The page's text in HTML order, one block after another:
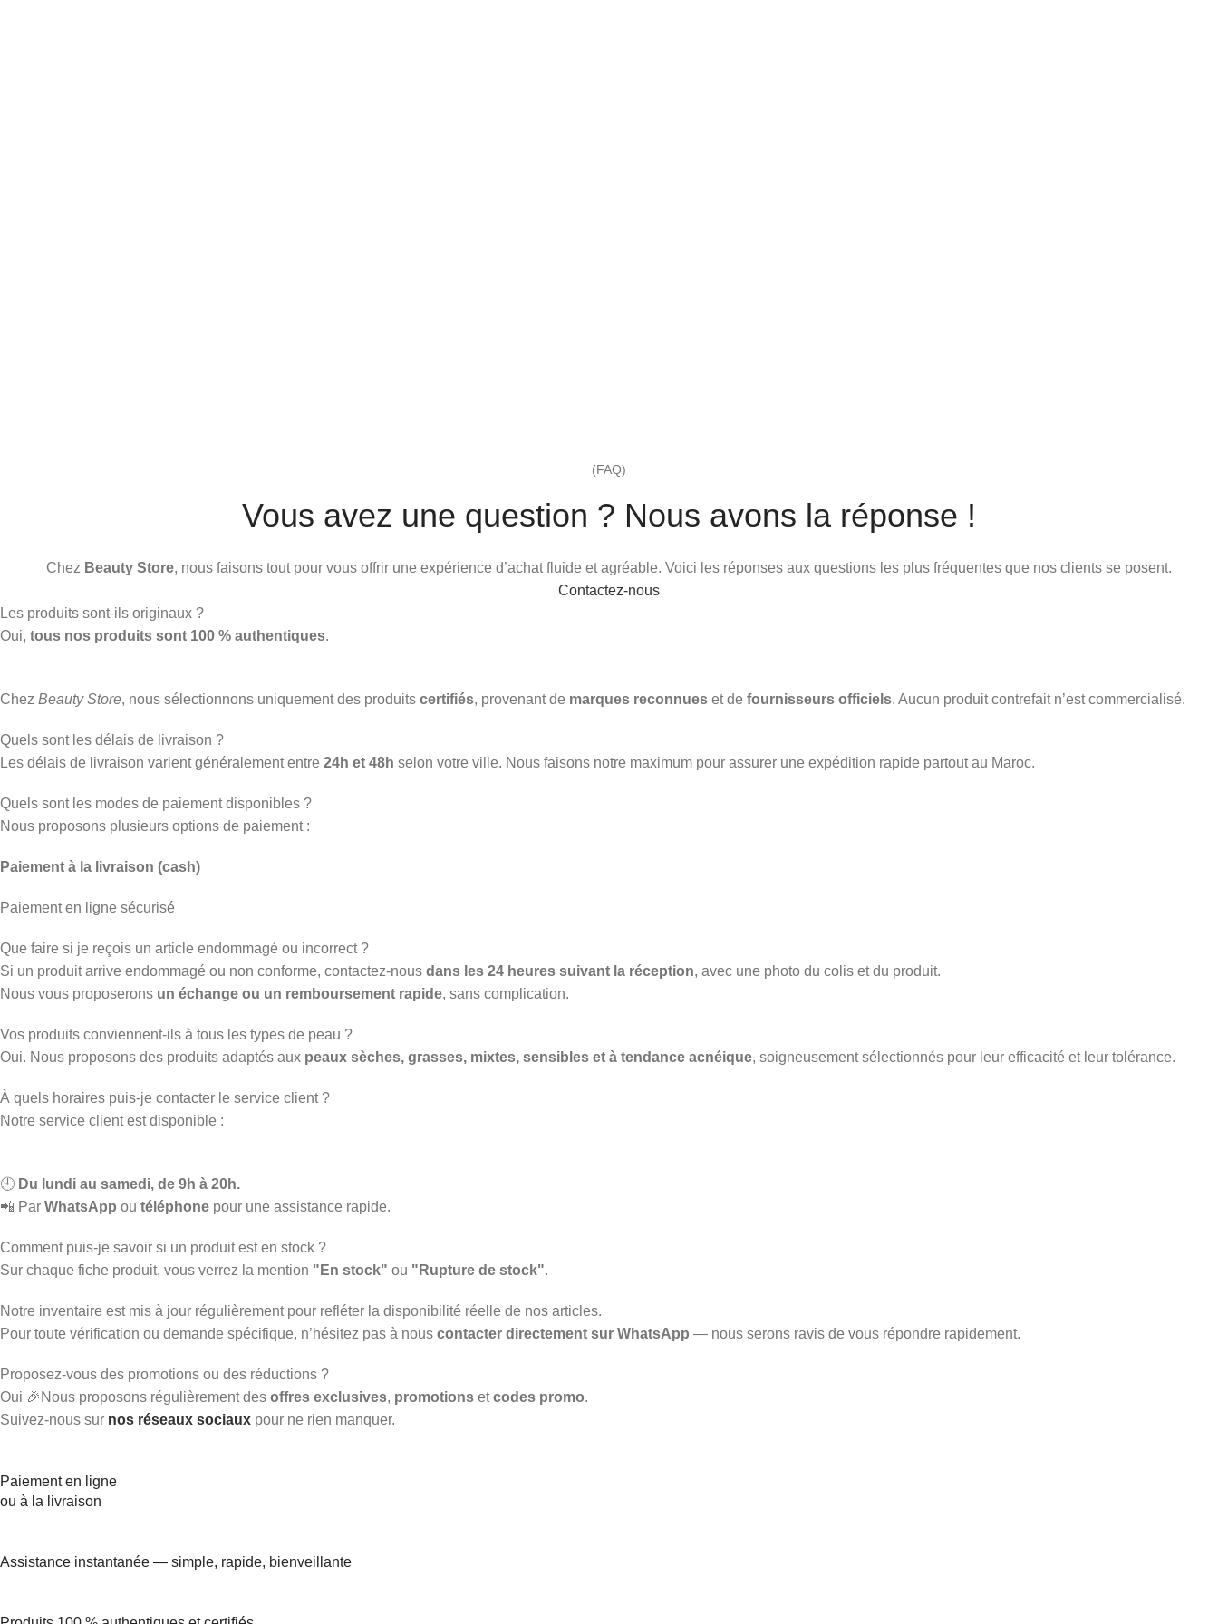
(FAQ)
Vous avez une question ? Nous avons la réponse !
Chez Beauty Store, nous faisons tout pour vous offrir une expérience d’achat fluide et agréable. Voici les réponses aux questions les plus fréquentes que nos clients se posent.
Contactez-nous
Les produits sont-ils originaux ?
Oui, tous nos produits sont 100 % authentiques.
Chez Beauty Store, nous sélectionnons uniquement des produits certifiés, provenant de marques reconnues et de fournisseurs officiels. Aucun produit contrefait n’est commercialisé.
Quels sont les délais de livraison ?
Les délais de livraison varient généralement entre 24h et 48h selon votre ville. Nous faisons notre maximum pour assurer une expédition rapide partout au Maroc.
Quels sont les modes de paiement disponibles ?
Nous proposons plusieurs options de paiement :
Paiement à la livraison (cash)
Paiement en ligne sécurisé
Que faire si je reçois un article endommagé ou incorrect ?
Si un produit arrive endommagé ou non conforme, contactez-nous dans les 24 heures suivant la réception, avec une photo du colis et du produit.
Nous vous proposerons un échange ou un remboursement rapide, sans complication.
Vos produits conviennent-ils à tous les types de peau ?
Oui. Nous proposons des produits adaptés aux peaux sèches, grasses, mixtes, sensibles et à tendance acnéique, soigneusement sélectionnés pour leur efficacité et leur tolérance.
À quels horaires puis-je contacter le service client ?
Notre service client est disponible :
🕘 Du lundi au samedi, de 9h à 20h.
📲 Par WhatsApp ou téléphone pour une assistance rapide.
Comment puis-je savoir si un produit est en stock ?
Sur chaque fiche produit, vous verrez la mention "En stock" ou "Rupture de stock".
Notre inventaire est mis à jour régulièrement pour refléter la disponibilité réelle de nos articles.
Pour toute vérification ou demande spécifique, n’hésitez pas à nous contacter directement sur WhatsApp — nous serons ravis de vous répondre rapidement.
Proposez-vous des promotions ou des réductions ?
Oui 🎉Nous proposons régulièrement des offres exclusives, promotions etcodes promo.
Suivez-nous sur nos réseaux sociaux pour ne rien manquer.
Paiement en ligne
ou à la livraison
Assistance instantanée — simple, rapide, bienveillante